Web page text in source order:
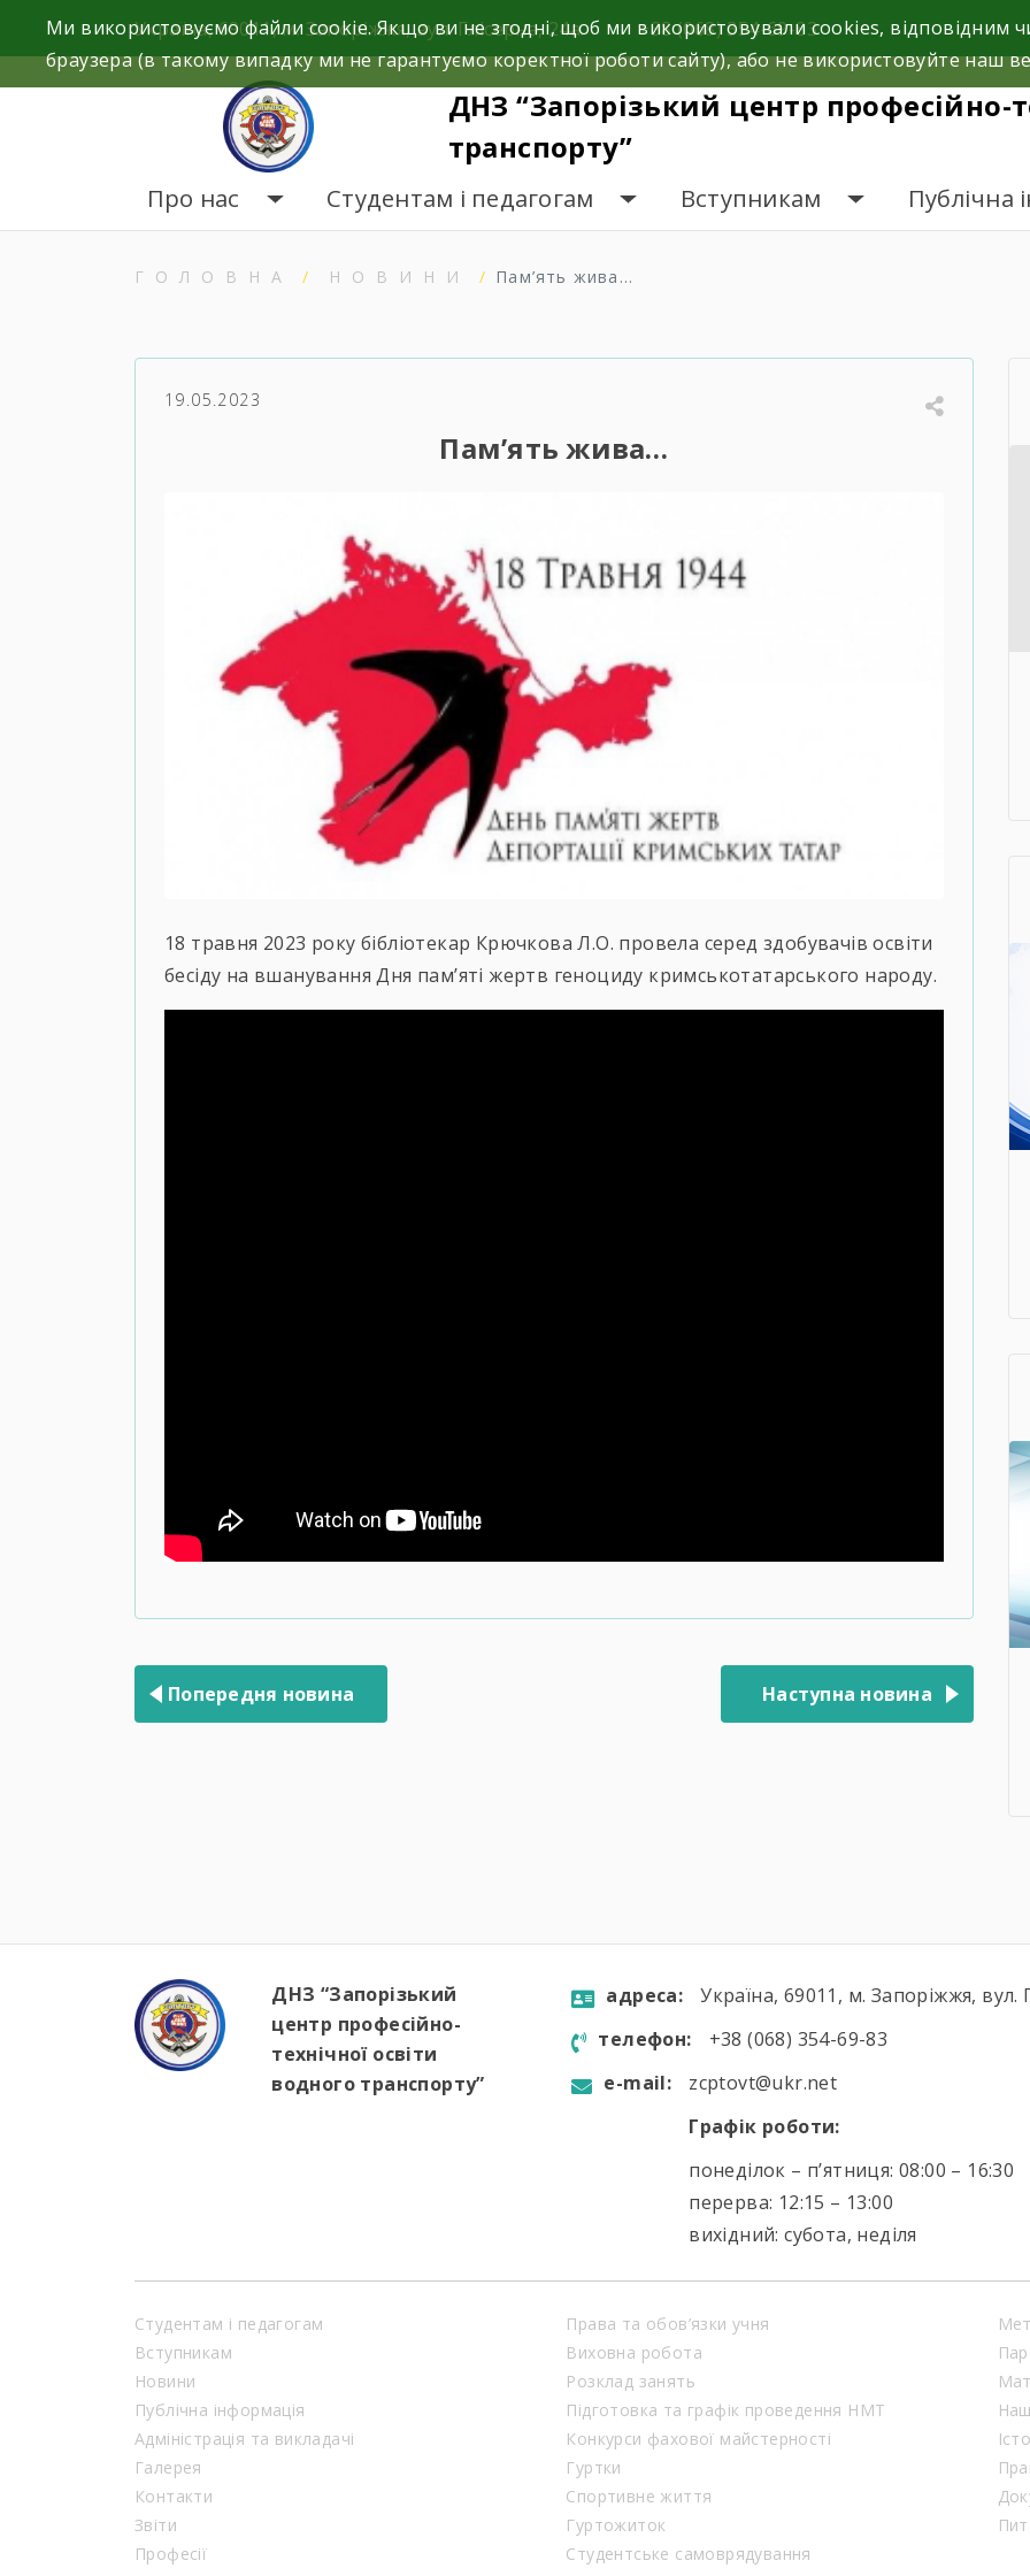
content
Україна, 69011, м. Запоріжжя, вул. Глісерна, 24а. +38 (068) 354-69-83
ДНЗ “Запорізький центр професійно-
транспорту”
Про нас Студентам і педагогам Вступникам Публічна
ГОЛОВНА НОВИНИ Пам’ять жива…
19.05.2023
Пам’ять жива…
18 травня 2023 року бібліотекар Крючкова Л.О. провела серед здобувачів освіти
бесіду на вшанування Дня пам’яті жертв геноциду кримськотатарського народу.
записів
Попередня новина Наступна новина
Ми використовуємо файли cookie. Якщо ви не згодні, щоб ми використовували cookies, відповідним
браузера (в такому випадку ми не гарантуємо коректної роботи сайту), або не використовуйте наш
ДНЗ “Запорізький
центр професійно-
технічної освіти
водного транспорту”
aдресa:
Україна, 69011, м. Запоріжжя, вул.
телефон:
+38 (068) 354-69-83
e-mail:
zcptovt@ukr.net
Графік роботи:
понеділок – п’ятниця: 08:00 – 16:30
перерва: 12:15 – 13:00
вихідний: субота, неділя
Студентам і педагогам
Вступникам
Новини
Публічна інформація
Адміністрація та викладачі
Галерея
Контакти
Звіти
Професії
Права та обов’язки учня
Виховна робота
Розклад занять
Підготовка та графік проведення НМТ
Конкурси фахової майстерності
Гуртки
Спортивне життя
Гуртожиток
Студентське самоврядування